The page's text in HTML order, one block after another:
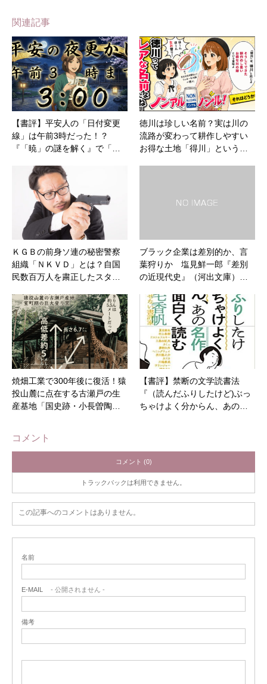
関連記事
【書評】平安人の「日付変更
線」は午前3時だった！？
『「暁」の謎を解く』で「…
徳川は珍しい名前？実は川の
流路が変わって耕作しやすい
お得な土地「得川」という…
ＫＧＢの前身ソ連の秘密警察
組織「ＮＫＶＤ」とは？自国
民数百万人を粛正したスタ…
ブラック企業は差別的か、言
葉狩りか 塩見鮮一郎『差別
の近現代史』（河出文庫）…
焼畑工業で300年後に復活！猿
投山麓に点在する古瀬戸の生
産基地「国史跡・小長曽陶…
【書評】禁断の文学読書法
『（読んだふりしたけど)ぶっ
ちゃけよく分からん、あの…
コメント
コメント (0)
トラックバックは利用できません。
この記事へのコメントはありません。
名前
E-MAIL - 公開されません -
備考